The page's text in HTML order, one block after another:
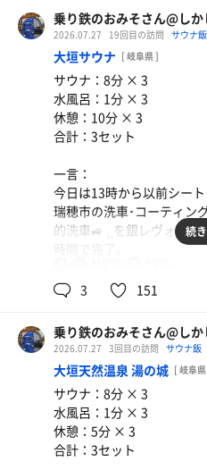
朝ななつぼしでしっかりと
は、洗っとかないとね🤪
と、言うわけでこの連休は
脂が落ちてカッスカスに
し…アホですな、アテクシ
で、サウナ室へ。
サウナは全然混んでないね
かり座れた。ほぼ100℃の
まあまあ熱い(；´Д`A
なんだかんだ🈂️活に来ち
と、言うわけでルーチンワ
さあ、ウチに帰るか……う
ウチに帰って来て晚メッシ
🐟。
これで今週あと3日は乗り
ケました🌀🌀
で、今日は浜松近辺から
暑い浜松。寝て起きたら汗
っぱり暑いね(；´Д`A
朝風呂行きたいなぁ……近
や、もうシーズン料金取る
あ、昼にちょっと食べたい
ｳｯﾋｮｵｵｵｱｱｱ!!!
磐田といえば磐田の湯……
しかもやはり平日。全然混
まずは汗だく( ˊᵕˋ ;)💦にな
かり牛乳石鹸で洗いましょ
今は青箱です🐮
で、ガラガラのサウナ室へ
まじで5～6人しかいないサ
一番右奥をゲットできたの
す🤪
乗り鉄のおみそさん@し
2026.07.27 19回目の訪問 サウナ飯
大垣サウナ [ 岐阜県 ]
サウナ：8分 × 3
水風呂：1分 × 3
休憩：10分 × 3
合計：3セット
一言：
今日は13時から以前シー
瑞穂市の洗車･コーティン
的洗車🚙 ⸒⸒を銀レヴォー
トラブル的な事案がなう
だってせっかく西濃まで来
ってきた🫡
……ならばこの何日か🈂️活
てもそうやろ)大垣市の三
🤣🤣🤣
はい、半年ぶりの大垣サウ
続
3 151
乗り鉄のおみそさん@し
2026.07.27 3回目の訪問 サウナ飯
大垣天然温泉 湯の城 [ 岐阜
サウナ：8分 × 3
水風呂：1分 × 3
休憩：5分 × 3
合計：3セット